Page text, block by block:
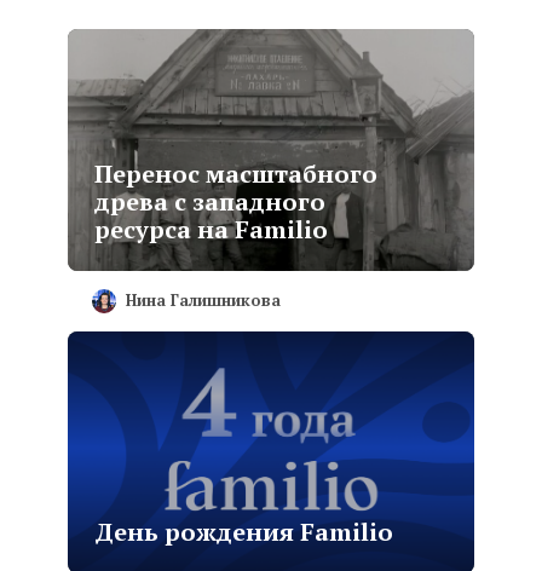
Перенос масштабного
древа с западного
ресурса на Familio
Нина Галишникова
День рождения Familio